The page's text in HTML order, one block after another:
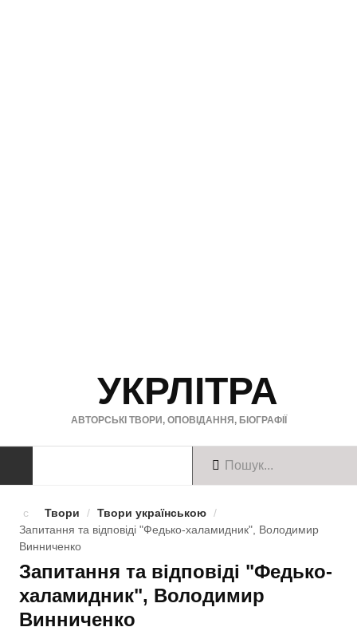
УКРЛІТРА
АВТОРСЬКІ ТВОРИ, ОПОВІДАННЯ, БІОГРАФІЇ
Твори англійською
Твори німецькою
Твори / Твори українською /
Запитання та відповіді "Федько-халамидник", Володимир
Винниченко
Запитання та відповіді "Федько-
халамидник", Володимир
Винниченко